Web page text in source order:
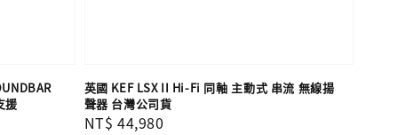
援
英國 KEF LSX II Hi-Fi 同軸 主動式 串流 無線揚
聲器 台灣公司貨
Regular
NT$ 44,980